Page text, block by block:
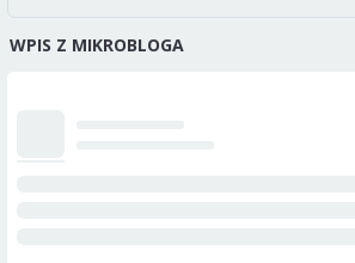
WPIS Z MIKROBLOGA